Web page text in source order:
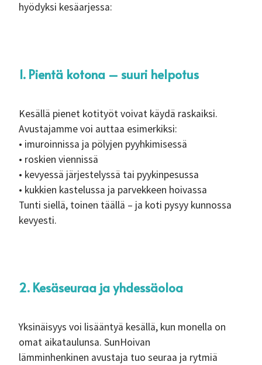
hyödyksi kesäarjessa:
1. Pientä kotona – suuri helpotus
Kesällä pienet kotityöt voivat käydä raskaiksi.
Avustajamme voi auttaa esimerkiksi:
• imuroinnissa ja pölyjen pyyhkimisessä
• roskien viennissä
• kevyessä järjestelyssä tai pyykinpesussa
• kukkien kastelussa ja parvekkeen hoivassa
Tunti siellä, toinen täällä – ja koti pysyy kunnossa
kevyesti.
2. Kesäseuraa ja yhdessäoloa
Yksinäisyys voi lisääntyä kesällä, kun monella on
omat aikataulunsa. SunHoivan
lämminhenkinen avustaja tuo seuraa ja rytmiä